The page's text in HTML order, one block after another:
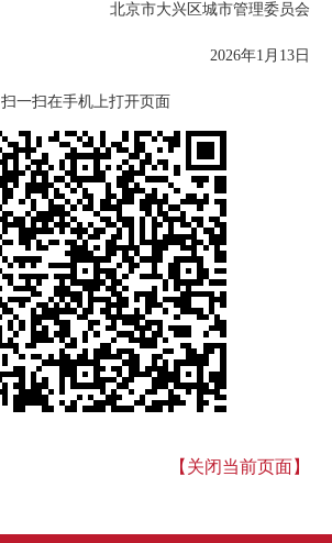
北京市大兴区城市管理委员会
2026年1月13日
扫一扫在手机上打开页面
【关闭当前页面】